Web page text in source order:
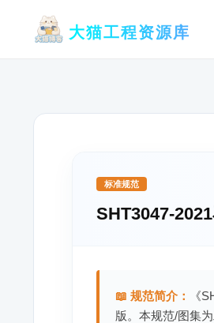
大猫工程资源库
标准规范
SHT3047-
📖 规范简介：
《
版。本规范/图集